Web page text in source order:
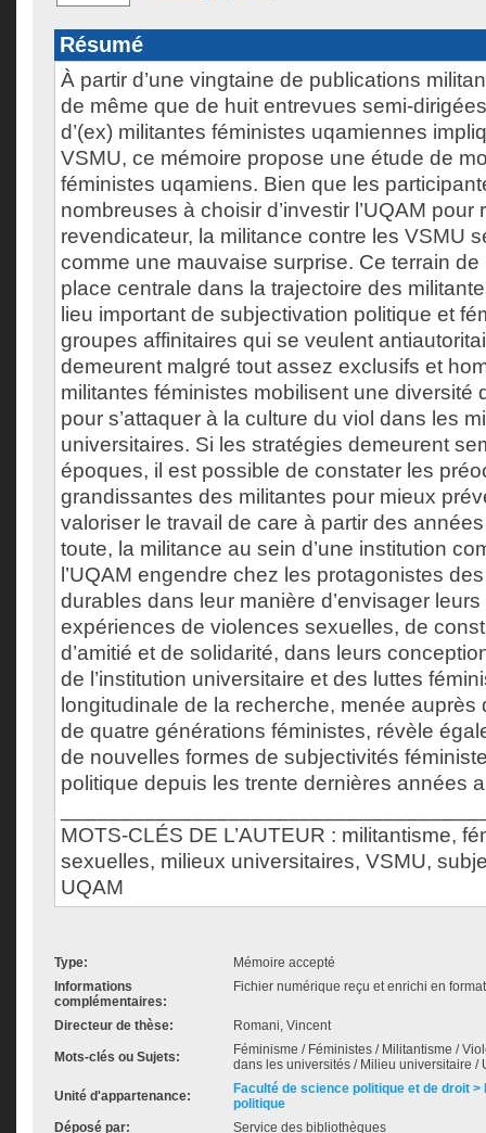
Résumé
À partir d’une vingtaine de publications
de même que de huit entrevues semi-
d’(ex) militantes féministes uqamiennes
VSMU, ce mémoire propose une étude de
féministes uqamiens. Bien que les
nombreuses à choisir d’investir l’UQAM pour
revendicateur, la militance contre les VSMU
comme une mauvaise surprise. Ce terrain de
place centrale dans la trajectoire des
lieu important de subjectivation politique et
groupes affinitaires qui se veulent
demeurent malgré tout assez exclusifs et
militantes féministes mobilisent une diversité
pour s’attaquer à la culture du viol dans les
universitaires. Si les stratégies demeurent
époques, il est possible de constater les
grandissantes des militantes pour mieux
valoriser le travail de care à partir des
toute, la militance au sein d’une institution
l’UQAM engendre chez les protagonistes
durables dans leur manière d’envisager
expériences de violences sexuelles, de
d’amitié et de solidarité, dans leurs
de l’institution universitaire et des luttes
longitudinale de la recherche, menée auprès
de quatre générations féministes, révèle
de nouvelles formes de subjectivités
politique depuis les trente dernières années
MOTS-CLÉS DE L’AUTEUR : militantisme,
sexuelles, milieux universitaires, VSMU,
UQAM
Type:
Mémoire accepté
Informations
complémentaires:
Fichier numérique reçu et enrichi en
Directeur de thèse: Romani, Vincent
Mots-clés ou Sujets:
Féminisme / Féministes / Militantisme /
dans les universités / Milieu universitaire /
Unité d'appartenance:
Faculté de science politique et de droit
politique
Déposé par:
Service des bibliothèques